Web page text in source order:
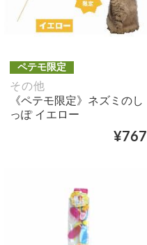
ペテモ限定
その他
《ペテモ限定》ネズミのし
っぽ イエロー
¥767